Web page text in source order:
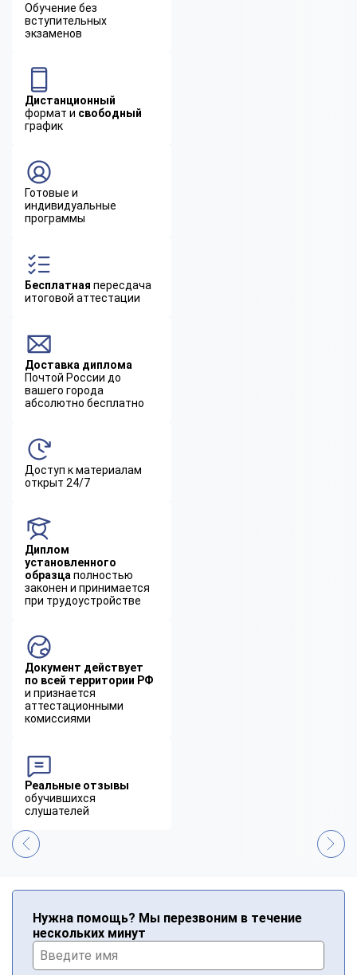
Обучение без
вступительных
экзаменов
Дистанционный
формат и свободный
график
Готовые и
индивидуальные
программы
Бесплатная пересдача
итоговой аттестации
Доставка диплома
Почтой России до
вашего города
абсолютно бесплатно
Доступ к материалам
открыт 24/7
Диплом
установленного
образца полностью
законен и принимается
при трудоустройстве
Документ действует
по всей территории РФ
и признается
аттестационными
комиссиями
Реальные отзывы
обучившихся
слушателей
Нужна помощь? Мы перезвоним в течение
нескольких минут